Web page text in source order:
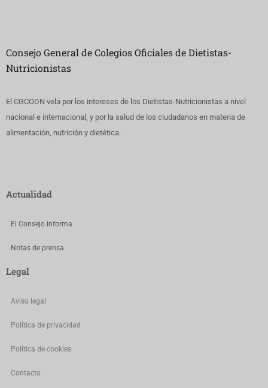
Consejo General de Colegios Oficiales de Dietistas-
Nutricionistas
El CGCODN vela por los intereses de los Dietistas-Nutricionistas a nivel
nacional e internacional, y por la salud de los ciudadanos en materia de
alimentación, nutrición y dietética.
Actualidad
El Consejo informa
Notas de prensa
Legal
Aviso legal
Política de privacidad
Política de cookies
Contacto